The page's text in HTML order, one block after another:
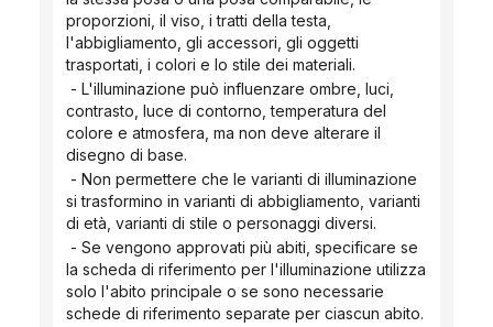
proporzioni, il viso, i tratti della testa,
l'abbigliamento, gli accessori, gli oggetti
trasportati, i colori e lo stile dei materiali.
contrasto, luce di contorno, temperatura del
colore e atmosfera, ma non deve alterare il
disegno di base.
si trasformino in varianti di abbigliamento, varianti
di età, varianti di stile o personaggi diversi.
la scheda di riferimento per l'illuminazione utilizza
solo l'abito principale o se sono necessarie
schede di riferimento separate per ciascun abito.